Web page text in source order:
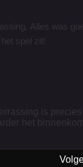
Alles was
spel zit!
is precies
het